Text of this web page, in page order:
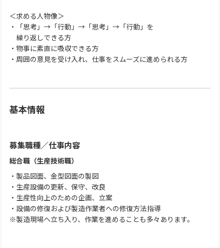
＜求める人物像＞
・「思考」→「行動」→「思考」→「行動」を
繰り返しできる方
・物事に素直に吸収できる方
・周囲の意見を受け入れ、仕事をスムーズに進められる方
基本情報
募集職種／仕事内容
総合職（生産技術職）
・製品図面、金型図面の製図
・生産設備の更新、保守、改良
・生産性向上のための企画、立案
・設備の修復および製造作業者への修復方法指導
※製造現場へ立ち入り、作業を進めることも多々あります。